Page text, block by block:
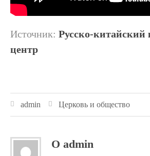
Источник: Русско-китайский
центр
admin Церковь и общество
О admin